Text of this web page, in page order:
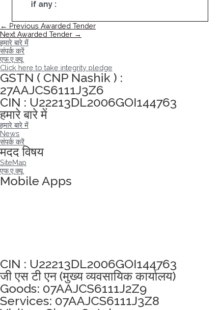
if any :
पोस्ट
नेविगेशन
← Previous Awarded Tender
Next Awarded Tender →
हमारे बारे में
संपर्क करें
एफ.ए.क्यू
Click here to take integrity pledge
GSTN ( CNP Nashik ) :
27AAJCS6111J3Z6
CIN : U22213DL2006GOI144763
हमारे बारे में
हमारे बारे में
News
संपर्क करें
मदद विषय
SiteMap
एफ.ए.क्यू
Mobile Apps
CIN : U22213DL2006GOI144763
जी एस टी एन (मुख्य व्यवसायिक कार्यालय)
Goods: 07AAJCS6111J2Z9
Services: 07AAJCS6111J3Z8